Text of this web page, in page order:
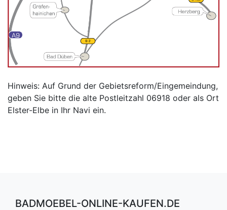
Hinweis: Auf Grund der Gebietsreform/Eingemeindung,
geben Sie bitte die alte Postleitzahl 06918 oder als Ort
Elster-Elbe in Ihr Navi ein.
BADMOEBEL-ONLINE-KAUFEN.DE